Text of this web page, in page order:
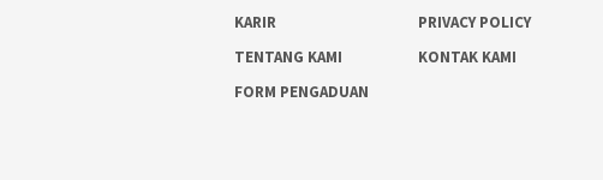
KARIR
PRIVACY POLICY
TENTANG KAMI
KONTAK KAMI
FORM PENGADUAN